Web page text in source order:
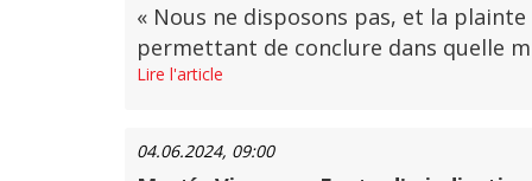
« Nous ne disposons pas, et la
permettant de conclure dans quelle
Lire l'article
04.06.2024, 09:00